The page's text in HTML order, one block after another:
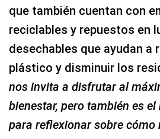
que también cuentan con
reciclables y repuestos en
desechables que ayudan a
plástico y disminuir los
nos invita a disfrutar al
bienestar, pero también es
para reflexionar sobre cómo